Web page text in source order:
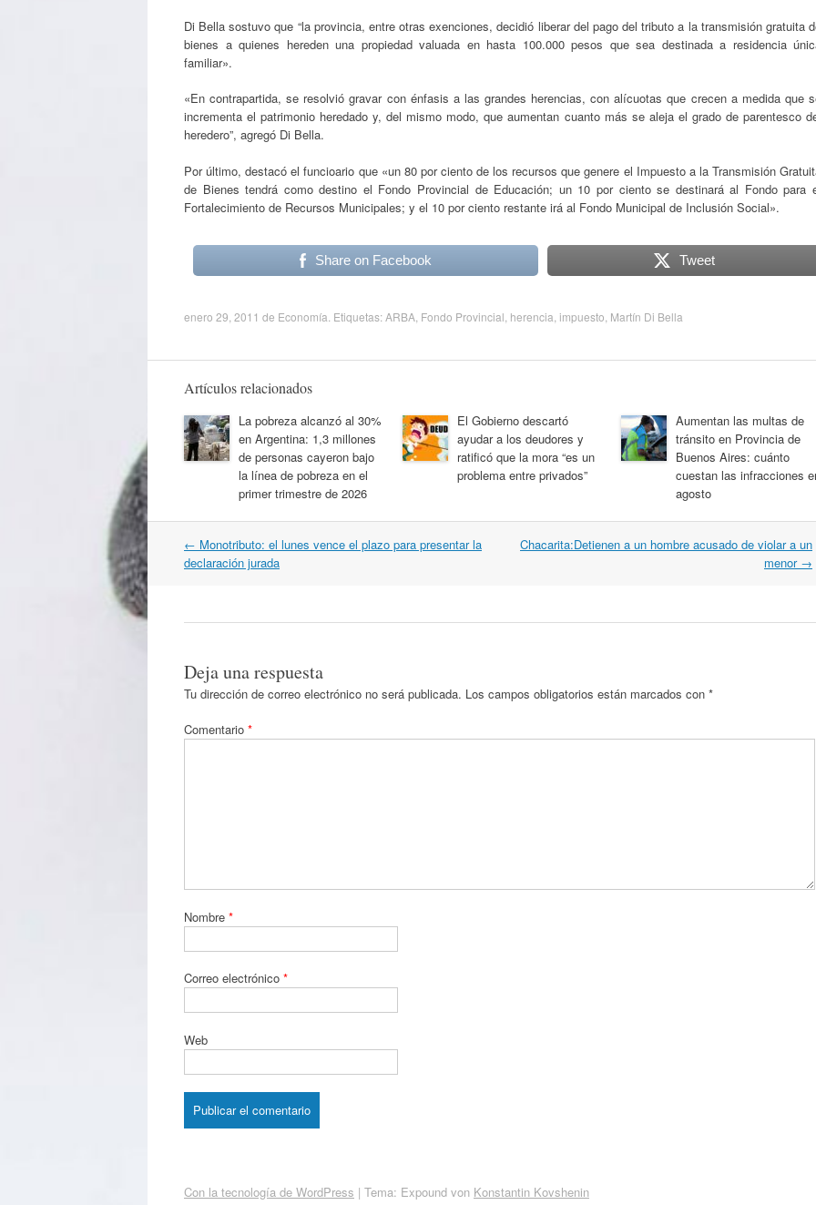
Di Bella sostuvo que “la provincia, entre otras exenciones, decidió liberar del pago del tributo a la transmisión gratuita
bienes a quienes hereden una propiedad valuada en hasta 100.000 pesos que sea destinada a residencia
familiar».
«En contrapartida, se resolvió gravar con énfasis a las grandes herencias, con alícuotas que crecen a medida que
incrementa el patrimonio heredado y, del mismo modo, que aumentan cuanto más se aleja el grado de parentesco
heredero”, agregó Di Bella.
Por último, destacó el funcioario que «un 80 por ciento de los recursos que genere el Impuesto a la Transmisión
de Bienes tendrá como destino el Fondo Provincial de Educación; un 10 por ciento se destinará al Fondo para
Fortalecimiento de Recursos Municipales; y el 10 por ciento restante irá al Fondo Municipal de Inclusión Social».
Share on Facebook Tweet
enero 29, 2011 de Economía . Etiquetas:ARBA Fondo Provincial herencia impuesto Martín Di Bella
Artículos relacionados
La pobreza alcanzó al 30%
en Argentina: 1,3 millones
de personas cayeron bajo
la línea de pobreza en el
primer trimestre de 2026
El Gobierno descartó
ayudar a los deudores y
ratificó que la mora “es un
problema entre privados”
Aumentan las multas de
tránsito en Provincia de
Buenos Aires: cuánto
cuestan las infracciones
agosto
Navegación
por
← Monotributo: el lunes vence el plazo para presentar la
declaración jurada
Chacarita:Detienen a un hombre acusado de violar a un
menor →
Deja una respuesta
Tu dirección de correo electrónico no será publicada. Los campos obligatorios están marcados con *
Comentario *
Nombre *
Correo electrónico *
Web
Con la tecnología de WordPress | Tema: Expound von Konstantin Kovshenin